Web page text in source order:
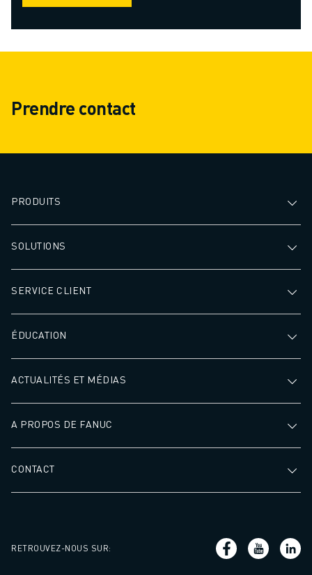
Prendre contact
PRODUITS
SOLUTIONS
SERVICE CLIENT
ÉDUCATION
ACTUALITÉS ET MÉDIAS
A PROPOS DE FANUC
CONTACT
RETROUVEZ-NOUS SUR: